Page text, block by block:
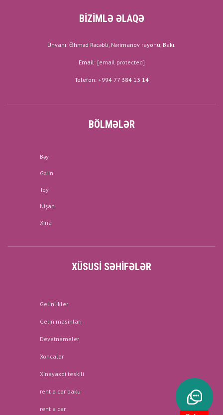
BİZİMLƏ ƏLAQƏ
Ünvanı: Əhməd Rəcəbli, Nərimanov rayonu, Bakı.
Email: [email protected]
Telefon: +994 77 384 13 14
BÖLMƏLƏR
Bəy
Gəlin
Toy
Nişan
Xına
XÜSUSI SƏHIFƏLƏR
Gelinlikler
Gelin masinlari
Devetnameler
Xoncalar
Xinayaxdi teskili
rent a car baku
rent a car